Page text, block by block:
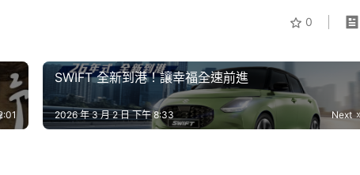
0
SWIFT 全新到港！讓幸福全速前進
Next
2026 年 3 月 2 日 下午 8:33